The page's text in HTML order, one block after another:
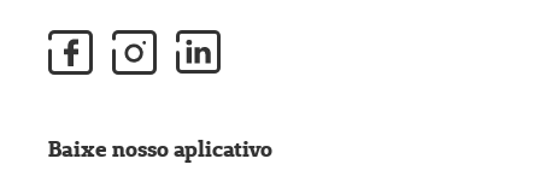
Baixe nosso aplicativo